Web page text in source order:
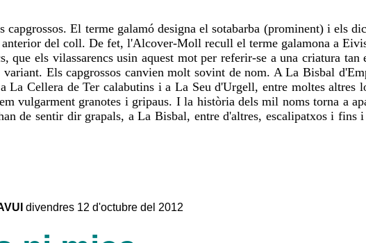
El terme galamó designa el sotabarba (prominent) i els
del coll. De fet, l'Alcover-Moll recull el terme galamona a
que els vilassarencs usin aquest mot per referir-se a una criatura
Els capgrossos canvien molt sovint de nom. A La Bisbal
La Cellera de Ter calabutins i a La Seu d'Urgell, entre moltes altres
vulgarment granotes i gripaus. I la història dels mil noms torna a
de sentir dir grapals, a La Bisbal, entre d'altres, escalipatxos i
divendres 12 d'octubre del 2012